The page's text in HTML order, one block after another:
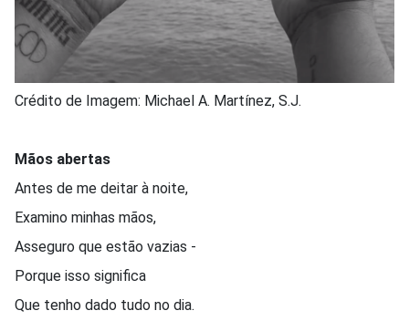
Crédito de Imagem: Michael A. Martínez, S.J.
Mãos abertas
Antes de me deitar à noite,
Examino minhas mãos,
Asseguro que estão vazias -
Porque isso significa
Que tenho dado tudo no dia.